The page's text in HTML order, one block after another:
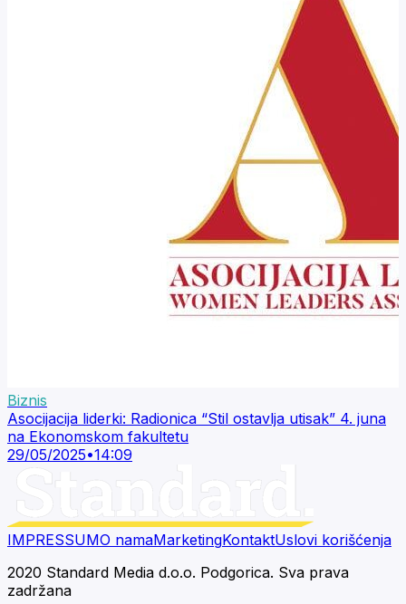
Biznis
Asocijacija liderki: Radionica “Stil ostavlja utisak” 4. juna
na Ekonomskom fakultetu
29/05/2025•14:09
IMPRESSUMO namaMarketingKontaktUslovi korišćenja
2020 Standard Media d.o.o. Podgorica. Sva prava
zadržana